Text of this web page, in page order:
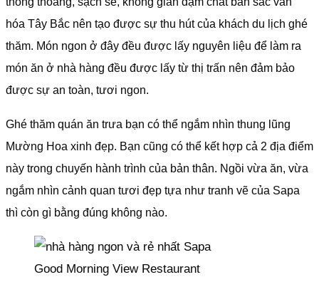
hóa Tây Bắc nên tạo được sự thu hút của khách du lịch ghé
thăm. Món ngon ở đây đều được lấy nguyên liệu để làm ra
món ăn ở nhà hàng đều được lấy từ thị trấn nên đảm bảo
được sự an toàn, tươi ngon.
Ghé thăm quán ăn trưa bạn có thể ngắm nhìn thung lũng
Mường Hoa xinh đẹp. Bạn cũng có thể kết hợp cả 2 địa điểm
này trong chuyến hành trình của bản thân. Ngồi vừa ăn, vừa
ngắm nhìn cảnh quan tươi đẹp tựa như tranh vẽ của Sapa
thì còn gì bằng đúng không nào.
Good Morning View Restaurant